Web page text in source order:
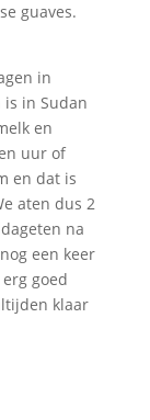
guaves.
in
in Sudan
en
uur of
en dat is
aten dus 2
na
een keer
goed
klaar